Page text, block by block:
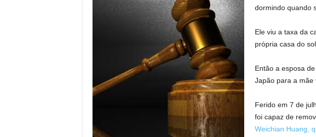
dormindo quando
Ele viu a taxa da
própria casa do
Então a esposa
Japão para a mãe
Ferido em 7 de
foi capaz de
Weichian Huang,